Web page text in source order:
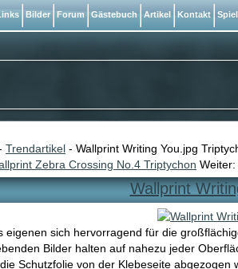
Trendartikel - Wallprint Writing You.jpg
Zebra Crossing No.4 Triptychon Weiter:
Wallprint
eigenen sich hervorragend für die
Bilder halten auf nahezu jeder
Schutzfolie von der Klebeseite
Bilder Forum Gästebuch Artikel Kontakt